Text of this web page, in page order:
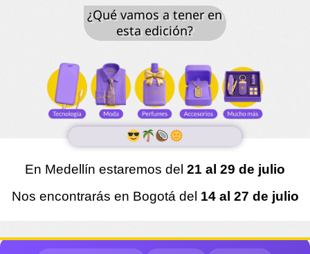
¿Qué vamos a tener en
esta edición?
En Medellín estaremos del 21 al 29 de julio
Nos encontrarás en Bogotá del 14 al 27 de julio